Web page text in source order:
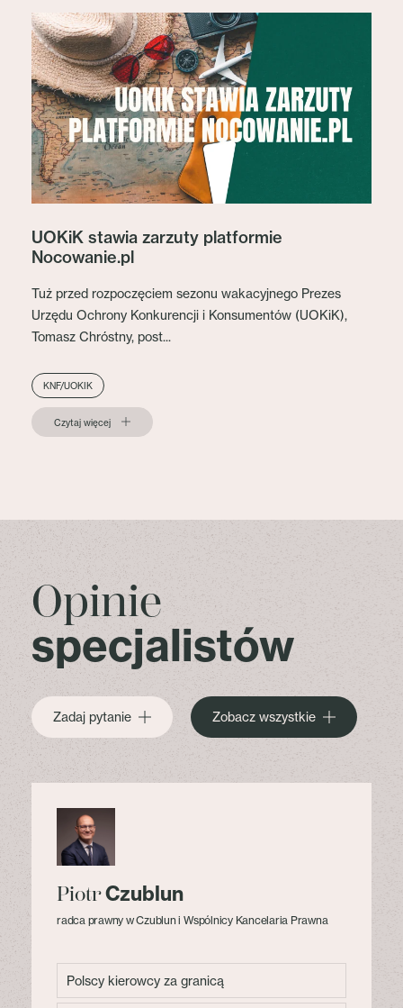
UOKiK stawia zarzuty platformie
Nocowanie.pl
Tuż przed rozpoczęciem sezonu wakacyjnego Prezes
Urzędu Ochrony Konkurencji i Konsumentów (UOKiK),
Tomasz Chróstny, post...
KNF/UOKIK
Czytaj więcej
Opinie
specjalistów
Zadaj pytanie Zobacz wszystkie
PiotrCzublun
radca prawny w Czublun i Wspólnicy Kancelaria Prawna
Polscy kierowcy za granicą